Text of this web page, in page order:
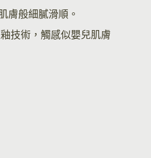
膚般細膩滑順。
技術，觸感似嬰兒肌膚